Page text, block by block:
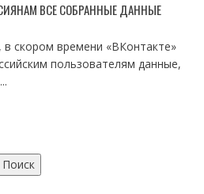
ВСЕ СОБРАННЫЕ ДАННЫЕ
скором времени «ВКонтакте»
пользователям данные,
Поиск